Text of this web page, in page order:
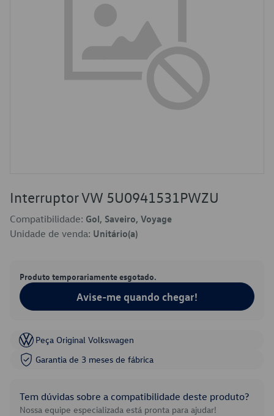
Interruptor VW 5U0941531PWZU
Compatibilidade: Gol, Saveiro, Voyage
Unidade de venda: Unitário(a)
Produto temporariamente esgotado.
Avise-me quando chegar!
Peça Original Volkswagen
Garantia de 3 meses de fábrica
Tem dúvidas sobre a compatibilidade deste produto?
Nossa equipe especializada está pronta para ajudar!